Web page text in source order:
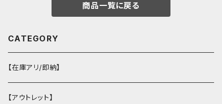
商品一覧に戻る
CATEGORY
【在庫アリ/即納】
【アウトレット】